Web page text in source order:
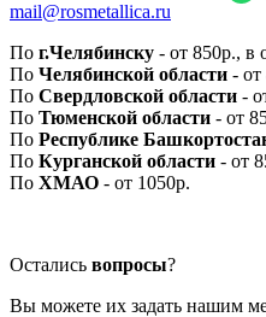
mail@rosmetallica.ru
По г.Челябинску - от 850р., в
По Челябинской области - от
По Свердловской области -
По Тюменской области - от
По Республике
По Курганской области - от
По ХМАО - от 1050р.
Остались вопросы?
Вы можете их задать нашим